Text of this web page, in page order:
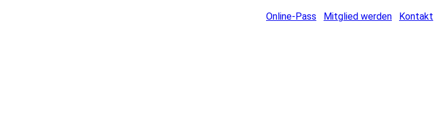
Online-Pass Mitglied werden Kontakt